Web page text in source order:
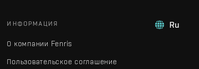
Ru
ИНФОРМАЦИЯ
О компании Fenris
Пользовательское соглашение